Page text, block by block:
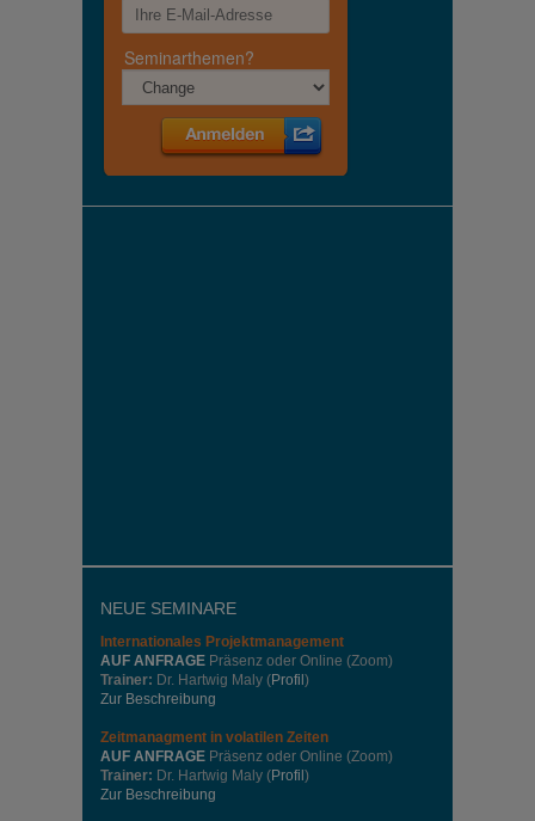
NEUE SEMINARE
Internationales Projektmanagement
AUF ANFRAGE Präsenz oder Online (Zoom)
Trainer: Dr. Hartwig Maly (Profil )
Zur Beschreibung
Zeitmanagment in volatilen Zeiten
AUF ANFRAGE Präsenz oder Online (Zoom)
Trainer: Dr. Hartwig Maly (Profil )
Zur Beschreibung